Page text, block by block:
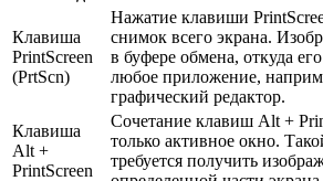
Клавиша
PrintScreen
(PrtScn)
Нажатие клавиши
снимок всего экрана.
в буфере обмена, откуда
любое приложение,
графический редактор.
Клавиша
Alt +
PrintScreen
Сочетание клавиш Alt +
только активное окно.
требуется получить